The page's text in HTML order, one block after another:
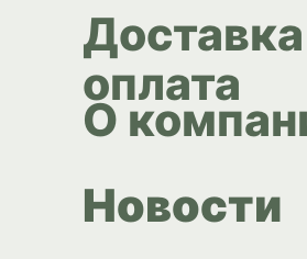
оплата
О
Новости